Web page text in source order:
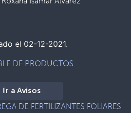
el 02-12-2021.
DE PRODUCTOS
Ir a Avisos
DE FERTILIZANTES FOLIARES